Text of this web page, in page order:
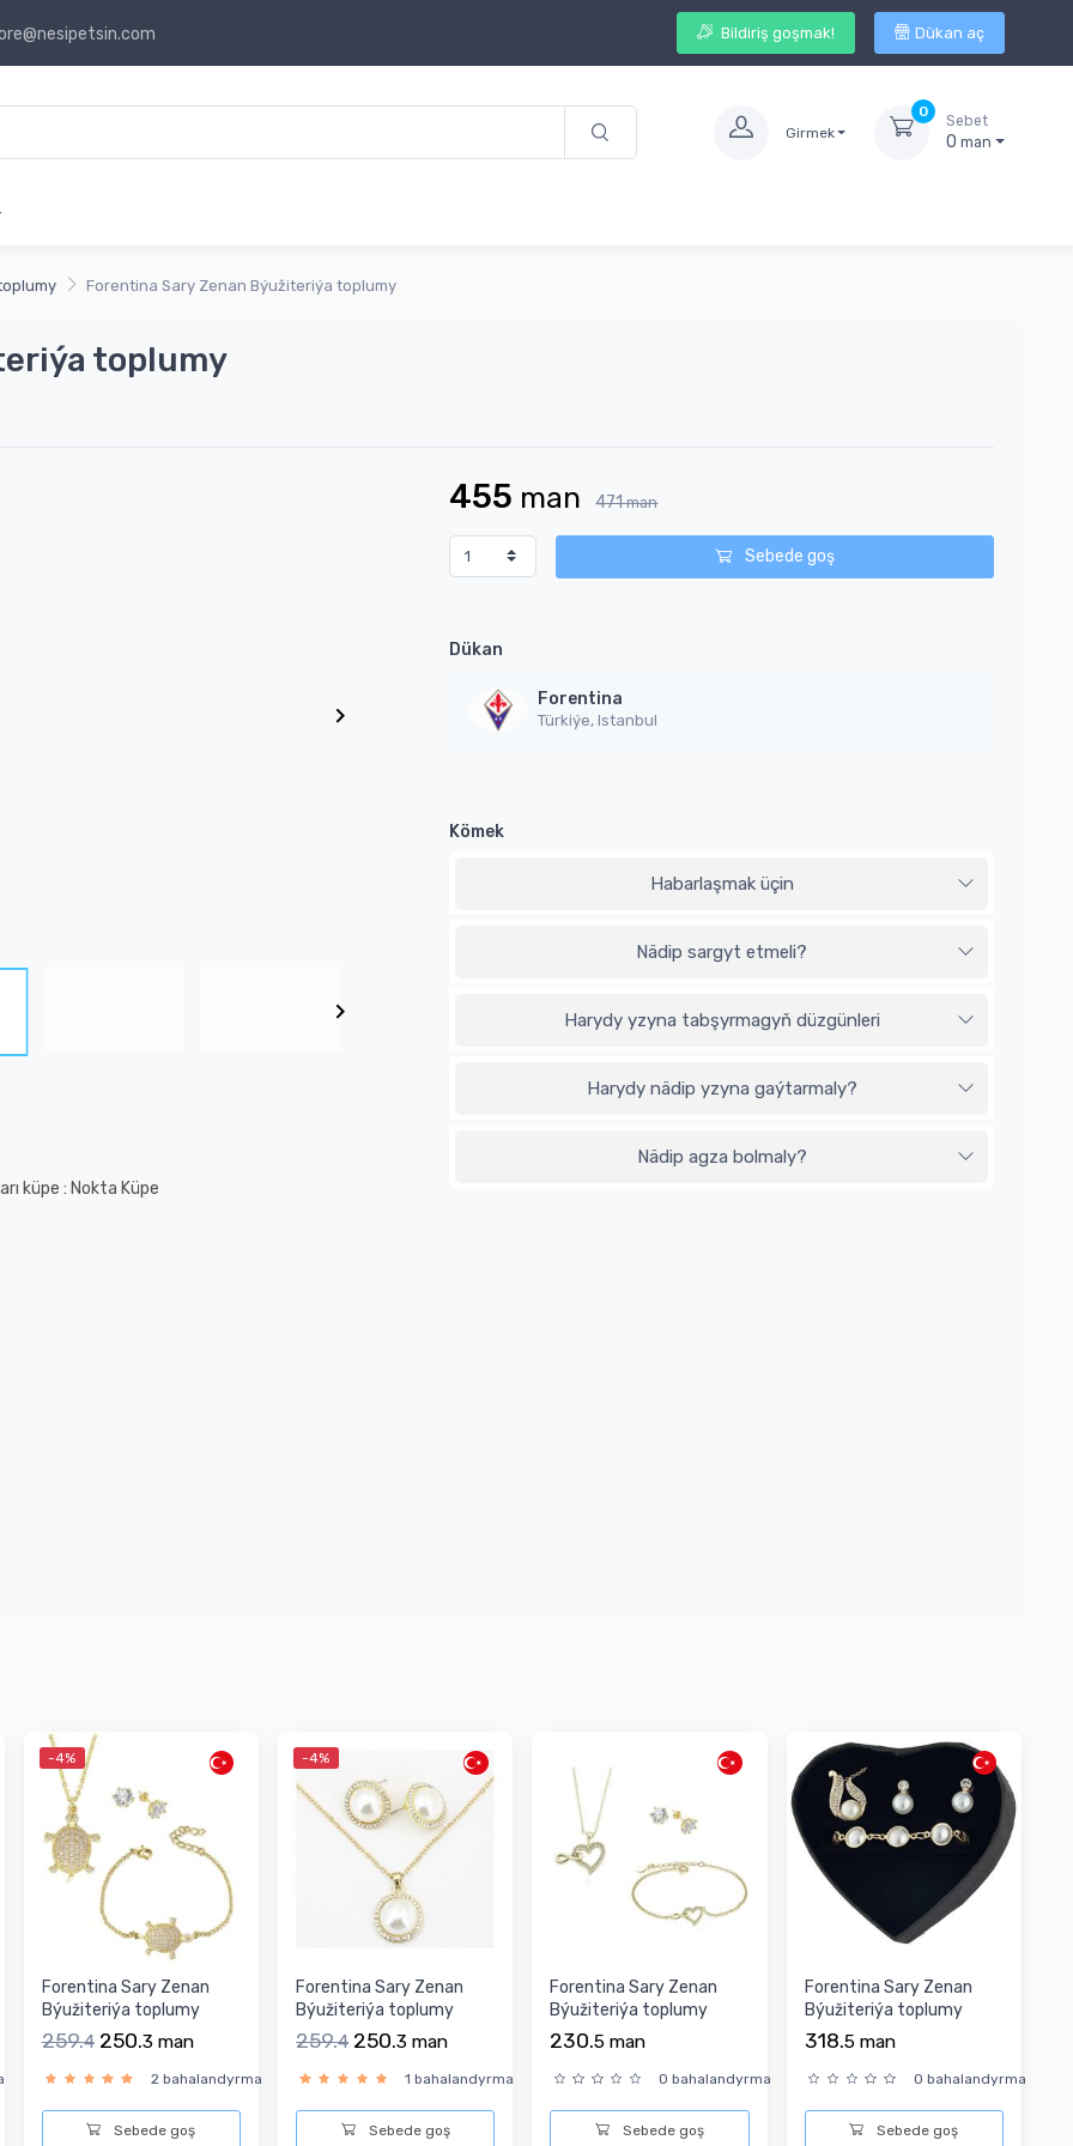
Bildiriş goşmak! Dükan aç
Girmek
0
Sebet
0man
Forentina Sary Zenan Býužiteriýa toplumy
toplumy
küpe : Nokta Küpe
455 man 471man
Sebede goş
Dükan
Forentina
Türkiýe, Istanbul
Kömek
Habarlaşmak üçin
Nädip sargyt etmeli?
Harydy yzyna tabşyrmagyň düzgünleri
Harydy nädip yzyna gaýtarmaly?
Nädip agza bolmaly?
-4%
Forentina Sary Zenan
Býužiteriýa toplumy
259.4 250.3 man
2 bahalandyrma
Sebede goş
-4%
Forentina Sary Zenan
Býužiteriýa toplumy
259.4 250.3 man
1 bahalandyrma
Sebede goş
Forentina Sary Zenan
Býužiteriýa toplumy
230.5 man
0 bahalandyrma
Sebede goş
Forentina Sary Zenan
Býužiteriýa toplumy
318.5 man
0 bahalandyrma
Sebede goş